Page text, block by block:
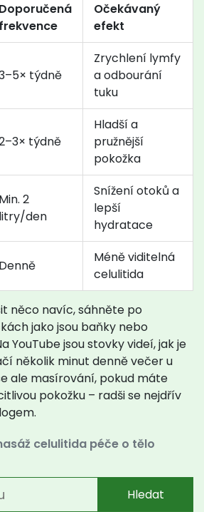
Doporučená
frekvence
Očekávaný
efekt
týdně
Zrychlení lymfy
a odbourání
tuku
týdně
Hladší a
pružnější
pokožka
Min. 2
litry/den
Snížení otoků a
lepší
hydratace
Denně
Méně viditelná
celulitida
něco navíc, sáhněte po
jako jsou baňky nebo
YouTube jsou stovky videí, jak je
několik minut denně večer u
ale masírování, pokud máte
pokožku – radši se nejdřív
celulitida péče o tělo
Hledat